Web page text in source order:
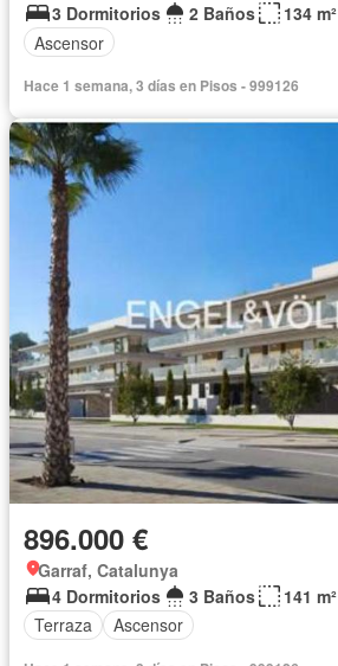
3 Dormitorios
2 Baños
134 m²
Ascensor
Hace 1 semana, 3 días en Pisos - 999126
896.000 €
Garraf, Catalunya
4 Dormitorios
3 Baños
141 m²
Terraza
Ascensor